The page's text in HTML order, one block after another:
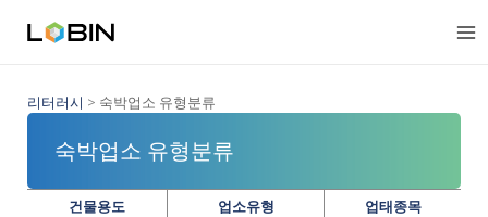
리터러시 > 숙박업소 유형분류
숙박업소 유형분류
건물용도 업소유형
업태종목